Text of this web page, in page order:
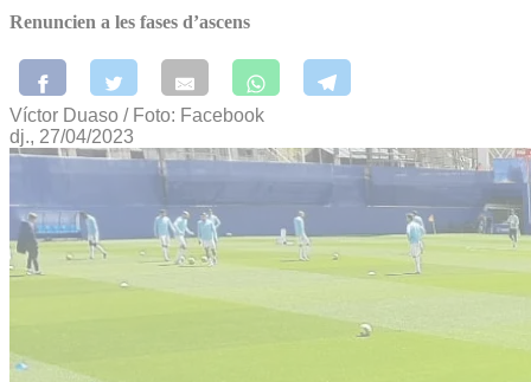
Renuncien a les fases d’ascens
Víctor Duaso / Foto: Facebook
dj., 27/04/2023